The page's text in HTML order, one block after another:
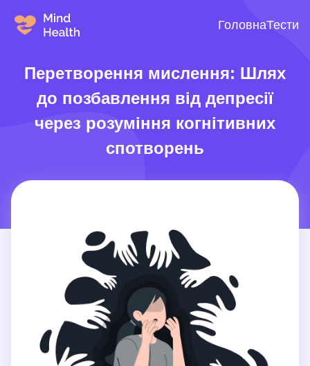
ГоловнаТести
Перетворення мислення: Шлях
до позбавлення від депресії
через розуміння когнітивних
спотворень